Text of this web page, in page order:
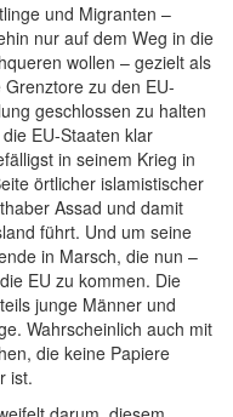
und Migranten –
nur auf dem Weg in die
wollen – gezielt als
zu den EU-
geschlossen zu halten
EU-Staaten klar
in seinem Krieg in
örtlicher islamistischer
Assad und damit
führt. Und um seine
in Marsch, die nun –
EU zu kommen. Die
junge Männer und
Wahrscheinlich auch mit
die keine Papiere
ist.